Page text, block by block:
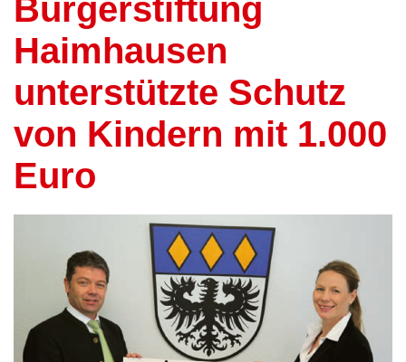
Bürgerstiftung
Haimhausen
unterstützte Schutz
von Kindern mit 1.000
Euro